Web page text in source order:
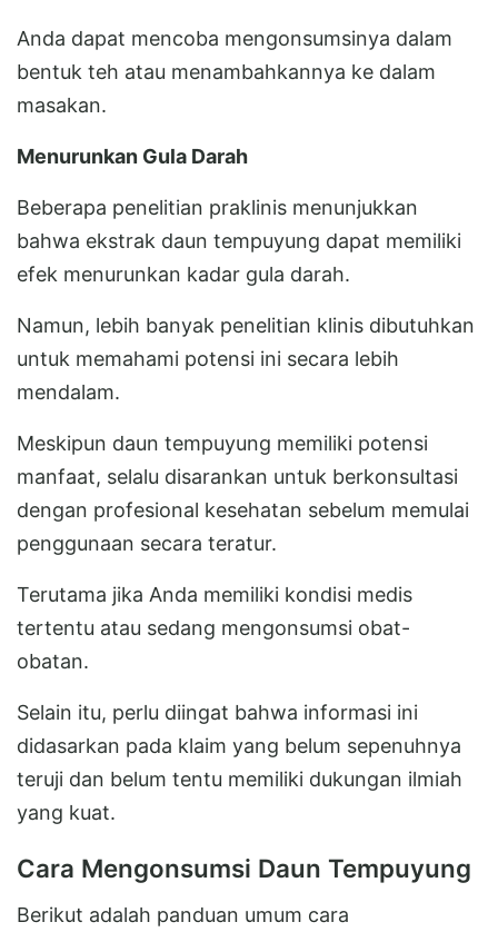
Anda dapat mencoba mengonsumsinya dalam
bentuk teh atau menambahkannya ke dalam
masakan.
Menurunkan Gula Darah
Beberapa penelitian praklinis menunjukkan
bahwa ekstrak daun tempuyung dapat memiliki
efek menurunkan kadar gula darah.
Namun, lebih banyak penelitian klinis dibutuhkan
untuk memahami potensi ini secara lebih
mendalam.
Meskipun daun tempuyung memiliki potensi
manfaat, selalu disarankan untuk berkonsultasi
dengan profesional kesehatan sebelum memulai
penggunaan secara teratur.
Terutama jika Anda memiliki kondisi medis
tertentu atau sedang mengonsumsi obat-
obatan.
Selain itu, perlu diingat bahwa informasi ini
didasarkan pada klaim yang belum sepenuhnya
teruji dan belum tentu memiliki dukungan ilmiah
yang kuat.
Cara Mengonsumsi Daun Tempuyung
Berikut adalah panduan umum cara